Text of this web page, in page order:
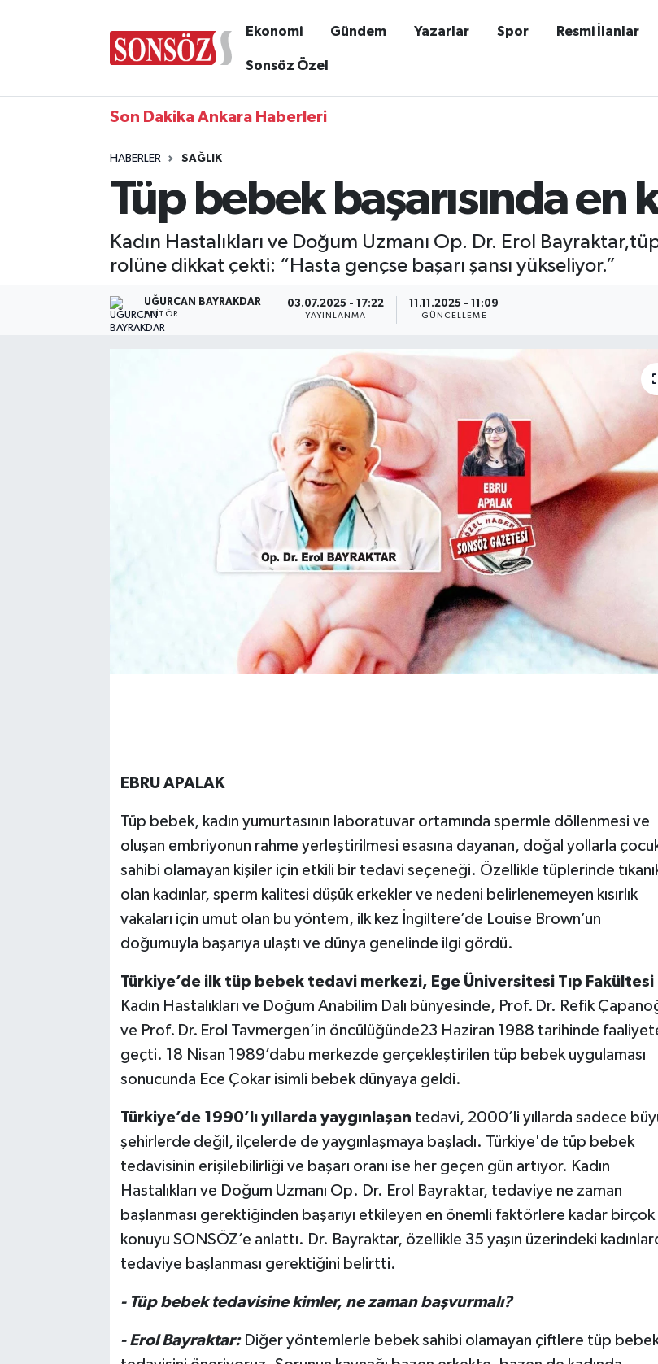
Ekonomi Gündem Yazarlar Spor Resmi İlanlar
Sonsöz Özel
Son Dakika Ankara Haberleri
HABERLER SAĞLIK
Tüp bebek başarısında en
Kadın Hastalıkları ve Doğum Uzmanı Op. Dr. Erol
rolüne dikkat çekti: “Hasta gençse başarı şansı yükseliyor.”
UĞURCAN BAYRAKDAR
EDITÖR
03.07.2025 - 17:22
YAYINLANMA
11.11.2025 - 11:09
GÜNCELLEME
EBRU APALAK
Tüp bebek, kadın yumurtasının laboratuvar ortamında spermle döllenmesi ve
oluşan embriyonun rahme yerleştirilmesi esasına dayanan, doğal yollarla
sahibi olamayan kişiler için etkili bir tedavi seçeneği. Özellikle tüplerinde
olan kadınlar, sperm kalitesi düşük erkekler ve nedeni belirlenemeyen kısırlık
vakaları için umut olan bu yöntem, ilk kez İngiltere’de Louise Brown’un
doğumuyla başarıya ulaştı ve dünya genelinde ilgi gördü.
Türkiye’de ilk tüp bebek tedavi merkezi, Ege Üniversitesi Tıp Fakültesi
Kadın Hastalıkları ve Doğum Anabilim Dalı bünyesinde, Prof. Dr. Refik
ve Prof. Dr. Erol Tavmergen’in öncülüğünde23 Haziran 1988 tarihinde
geçti. 18 Nisan 1989’dabu merkezde gerçekleştirilen tüp bebek uygulaması
sonucunda Ece Çokar isimli bebek dünyaya geldi.
Türkiye’de 1990’lı yıllarda yaygınlaşan tedavi, 2000’li yıllarda sadece
şehirlerde değil, ilçelerde de yaygınlaşmaya başladı. Türkiye'de tüp bebek
tedavisinin erişilebilirliği ve başarı oranı ise her geçen gün artıyor. Kadın
Hastalıkları ve Doğum Uzmanı Op. Dr. Erol Bayraktar, tedaviye ne zaman
başlanması gerektiğinden başarıyı etkileyen en önemli faktörlere kadar birçok
konuyu SONSÖZ’e anlattı. Dr. Bayraktar, özellikle 35 yaşın üzerindeki
tedaviye başlanması gerektiğini belirtti.
- Tüp bebek tedavisine kimler, ne zaman başvurmalı?
- Erol Bayraktar: Diğer yöntemlerle bebek sahibi olamayan çiftlere tüp